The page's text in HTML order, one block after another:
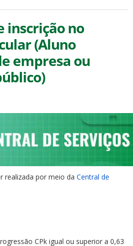
inscrição no
(Aluno
empresa ou
realizada por meio da Central de
CPk igual ou superior a 0,63